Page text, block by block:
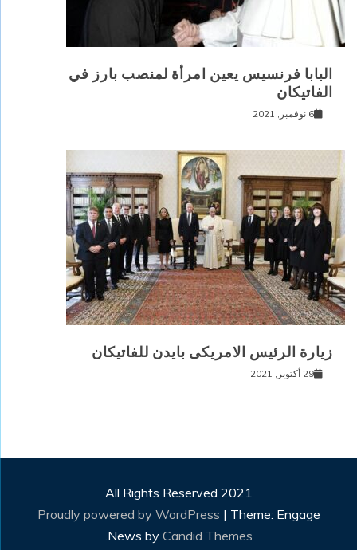
البابا فرنسيس يعين امرأة لمنصب بارز في
الفاتيكان
6 نوفمبر, 2021
زيارة الرئيس الامريكى بايدن للفاتيكان
29 أكتوبر, 2021
All Rights Reserved 2021
Proudly powered by WordPress | Theme: Engage
News by Candid Themes
.